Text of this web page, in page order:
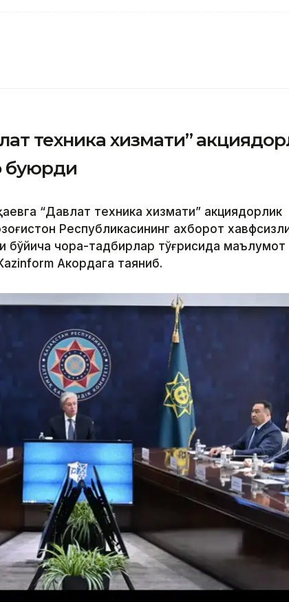
техника хизмати”
буюрди
“Давлат техника хизмати” акциядорлик
Республикасининг ахборот
бўйича чора-тадбирлар тўғрисида маълумот
Акордага таяниб.